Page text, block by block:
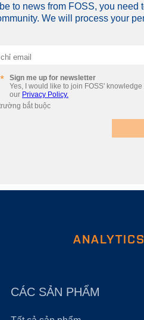
to news from FOSS, you
We will process your
email
Sign me up for newsletter
Yes, I would like to join FOSS' knowledge
our Privacy Policy.
bắt buộc
CÁC SẢN PHẨM